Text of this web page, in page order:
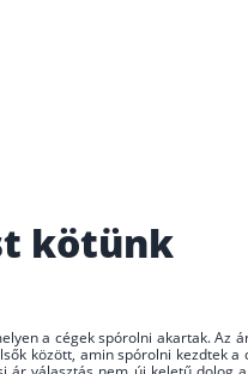
kötünk
a cégek spórolni akartak. Az
között, amin spórolni kezdtek a